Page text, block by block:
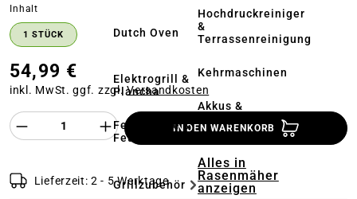
Dutch Oven
Elektrogrill &
Plancha
Feuerstelle &
Feuerschale
Grillzubehör
Hochdruckreiniger
&
Terrassenreinigung
Kehrmaschinen
Akkus &
Alles in
Rasenmäher
anzeigen
Inhalt
1 STÜCK
54,99 €
inkl. MwSt. ggf. zzgl.Versandkosten
Produkt Anzahl des Produktes
IN DEN WARENKORB
Lieferzeit: 2 - 5 Werktage